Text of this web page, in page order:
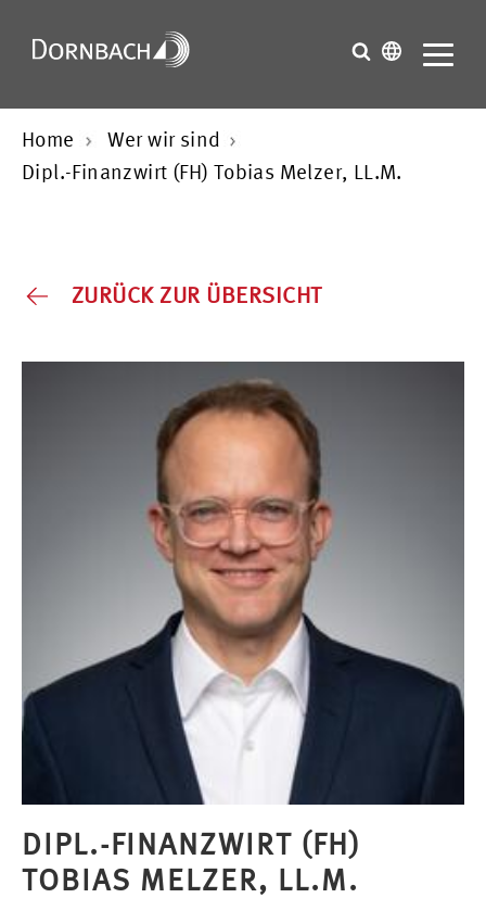
Home
Wer wir sind
Dipl.-Finanzwirt (FH) Tobias Melzer, LL.M.
ZURÜCK ZUR ÜBERSICHT
DIPL.-FINANZWIRT (FH)
TOBIAS MELZER, LL.M.